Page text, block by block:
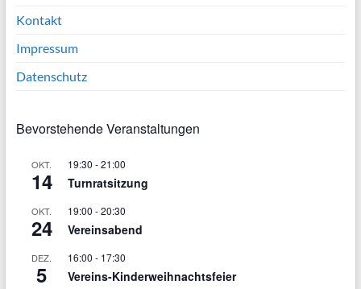
Kontakt
Impressum
Datenschutz
Bevorstehende Veranstaltungen
OKT.
14
19:30 -21:00
Turnratsitzung
OKT.
24
19:00 -20:30
Vereinsabend
DEZ.
5
16:00 - 17:30
Vereins-Kinderweihnachtsfeier